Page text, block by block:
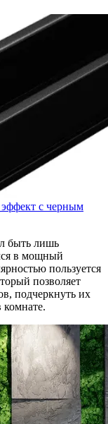
эффект с черным
быть лишь
в мощный
пользуется
позволяет
подчеркнуть их